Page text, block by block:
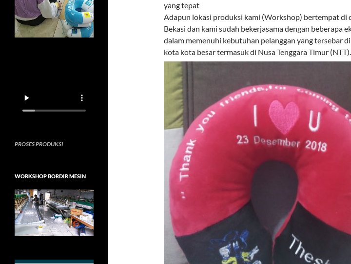
yang tepat
Adapun lokasi produksi kami (Workshop) bertempat di
Bekasi dan kami sudah bekerjasama dengan beberapa
dalam memenuhi kebutuhan pelanggan yang tersebar
kota kota besar termasuk di Nusa Tenggara Timur (NTT).
PROSES PRODUKSI
WORKSHOP BORDIR MESIN